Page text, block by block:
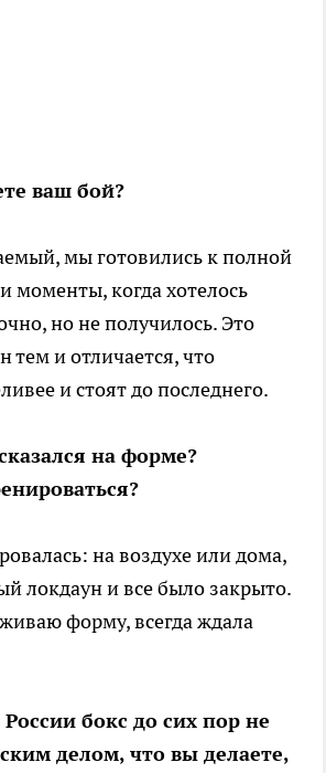
ваш бой?
мы готовились к полной
моменты, когда хотелось
но не получилось. Это
тем и отличается, что
и стоят до последнего.
на форме?
на воздухе или дома,
локдаун и все было закрыто.
форму, всегда ждала
бокс до сих пор не
делом, что вы делаете,